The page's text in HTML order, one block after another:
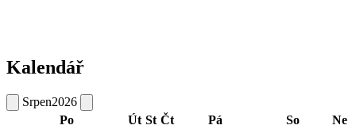
Kalendář
Srpen2026
Po
Út St Čt Pá So Ne